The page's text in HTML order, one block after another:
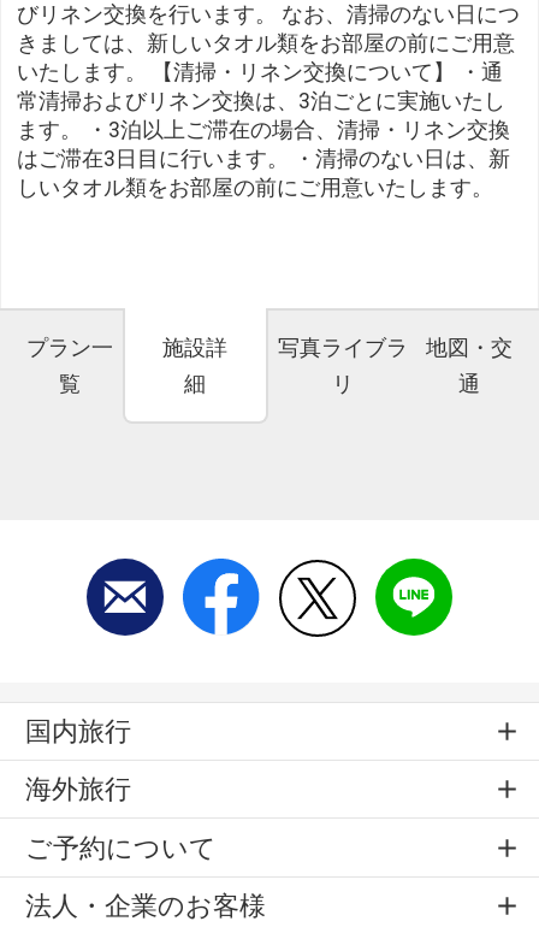
びリネン交換を行います。 なお、清掃のない日につ
きましては、新しいタオル類をお部屋の前にご用意
いたします。 【清掃・リネン交換について】 ・通
常清掃およびリネン交換は、3泊ごとに実施いたし
ます。 ・3泊以上ご滞在の場合、清掃・リネン交換
はご滞在3日目に行います。 ・清掃のない日は、新
しいタオル類をお部屋の前にご用意いたします。
プラン一
覧
施設詳
細
写真ライブラ
リ
地図・交
通
国内旅行
海外旅行
ご予約について
法人・企業のお客様